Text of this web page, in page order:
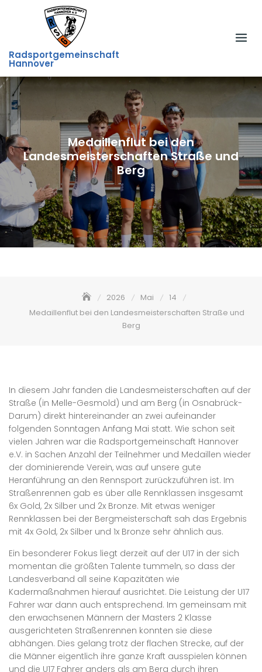
Radsportgemeinschaft
Hannover
Medaillenflut bei den
Landesmeisterschaften Straße und
Berg
2026 Mai
14
Medaillenflut bei den Landesmeisterschaften Straße und
Berg
In diesem Jahr fanden die Landesmeisterschaften auf der
Straße (in Melle-Gesmold) und am Berg (in Osnabrück-
Darum) direkt hintereinander an zwei aufeinander
folgenden Sonntagen Anfang Mai statt. Wie schon seit
vielen Jahren war die Radsportgemeinschaft Hannover
e.V. in Sachen Anzahl der Teilnehmer und Medaillen wieder
der dominierende Verein, was auf unsere gute
Heranführung an den Rennsport zurückzuführen ist. Im
Straßenrennen gab es über alle Rennklassen insgesamt
6x Gold, 2x Silber und 2x Bronze. Mit etwas weniger
Rennklassen bei der Bergmeisterschaft sah das Ergebnis
mit 4x Gold, 2x Silber und 1x Bronze sehr ähnlich aus.
Ein besonderer Fokus liegt derzeit auf der U17 in der sich
momentan die größten Talente tummeln, so dass der
Landesverband all seine Kapazitäten wie
Kadermaßnahmen hierauf ausrichtet. Die Leistung der U17
Fahrer war dann auch entsprechend. Im gemeinsam mit
den erwachsenen Männern der Masters 2 Klasse
ausgerichteten Straßenrennen konnten sie diese
abhängen. Dies gelang trotz der flachen Strecke, auf der
die Männer eigentlich ihre ganze Kraft ausspielen können
und die U17 Fahrer anders als am Berg durch ihren